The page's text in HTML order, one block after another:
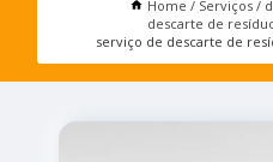
Home Serviços
descarte de
serviço de descarte de